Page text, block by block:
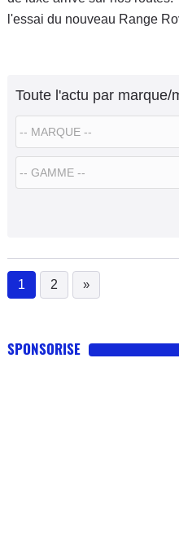
l'essai du nouveau Range
Toute l'actu par marque/
1
(current)
2 »
SPONSORISE